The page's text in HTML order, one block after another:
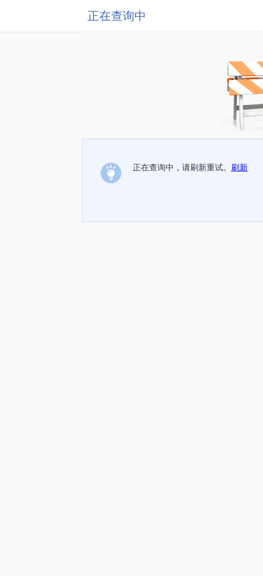
正在查询中
正在查询中，请刷新重试。 刷新